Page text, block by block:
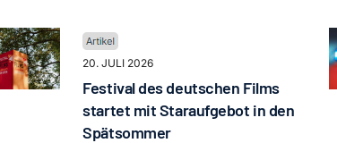
20. JULI 2026
Festival des deutschen Films
startet mit Staraufgebot in den
Spätsommer